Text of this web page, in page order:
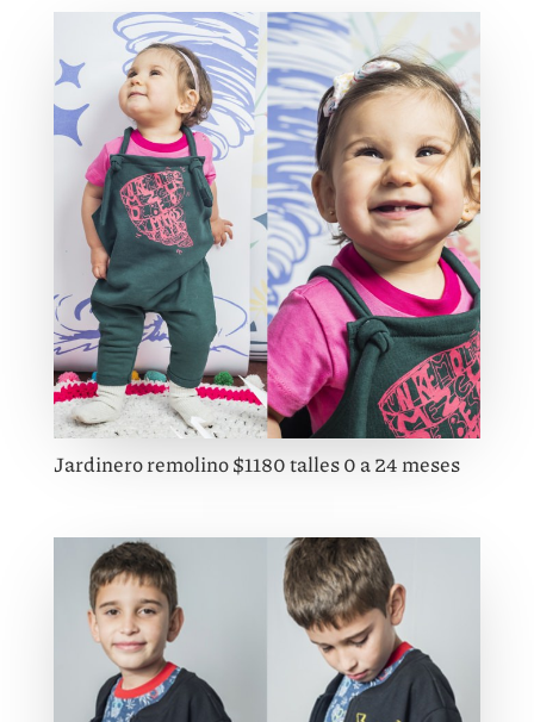
Jardinero remolino $1180 talles 0 a 24 meses